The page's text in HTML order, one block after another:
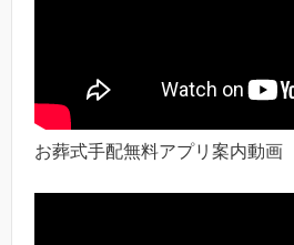
お葬式手配無料アプリ案内動画